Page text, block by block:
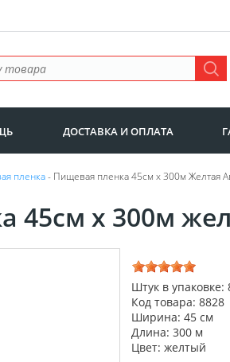
ДОСТАВКА И ОПЛАТА
пленка- Пищевая пленка 45см х 300м Желтая
45см х 300м
Штук в упаковке:
Код товара: 8828
Ширина: 45 см
Длина: 300 м
Цвет: желтый